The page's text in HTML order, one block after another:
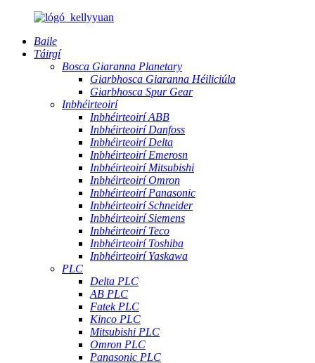
Baile
Táirgí
Bosca Giaranna Planetary
Giarbhosca Giaranna Héiliciúla
Giarbhosca Spur Gear
Inbhéirteoirí
Inbhéirteoirí ABB
Inbhéirteoirí Danfoss
Inbhéirteoirí Delta
Inbhéirteoirí Emerosn
Inbhéirteoirí Mitsubishi
Inbhéirteoirí Omron
Inbhéirteoirí Panasonic
Inbhéirteoirí Schneider
Inbhéirteoirí Siemens
Inbhéirteoirí Teco
Inbhéirteoirí Toshiba
Inbhéirteoirí Yaskawa
PLC
Delta PLC
AB PLC
Fatek PLC
Kinco PLC
Mitsubishi PLC
Omron PLC
Panasonic PLC